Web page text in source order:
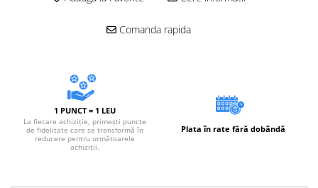
Comanda rapida
1 PUNCT = 1 LEU
La fiecare achiziție, primești puncte
de fidelitate care se transformă în
reducere pentru următoarele
achiziții.
Plata în rate fără dobândă